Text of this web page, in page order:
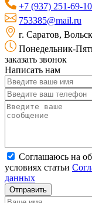
+7 (937) 251-69-10
753385@mail.ru
г. Саратов,
Понедельник-
заказать звонок
Написать нам
Соглашаюсь на
условиях статьи
данных
Отправить